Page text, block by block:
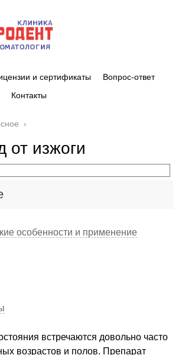
и сертификаты
Вопрос-ответ
Контакты
›
от изжоги
особенности и применение
встречаются довольно часто
возрастов и полов. Препарат